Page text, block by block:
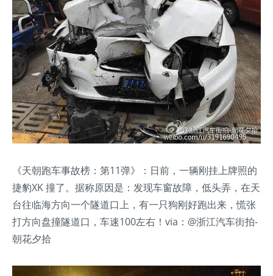
《天朝跑车事故榜：第11弹》：日前，一辆刚挂上牌照的
捷豹XK 撞了。据称原因是：发现车窗故障，低头弄，在天
台往临海方向一个隧道口上，有一只狗刚好跑出来，慌张
打方向盘撞隧道口，车速100左右！via：@浙江汽车街拍-
朝花夕拾